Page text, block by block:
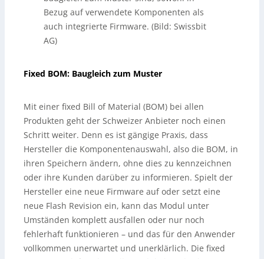
Bezug auf verwendete Komponenten als
auch integrierte Firmware. (Bild: Swissbit
AG)
Fixed BOM: Baugleich zum Muster
Mit einer fixed Bill of Material (BOM) bei allen
Produkten geht der Schweizer Anbieter noch einen
Schritt weiter. Denn es ist gängige Praxis, dass
Hersteller die Komponentenauswahl, also die BOM, in
ihren Speichern ändern, ohne dies zu kennzeichnen
oder ihre Kunden darüber zu informieren. Spielt der
Hersteller eine neue Firmware auf oder setzt eine
neue Flash Revision ein, kann das Modul unter
Umständen komplett ausfallen oder nur noch
fehlerhaft funktionieren – und das für den Anwender
vollkommen unerwartet und unerklärlich. Die fixed